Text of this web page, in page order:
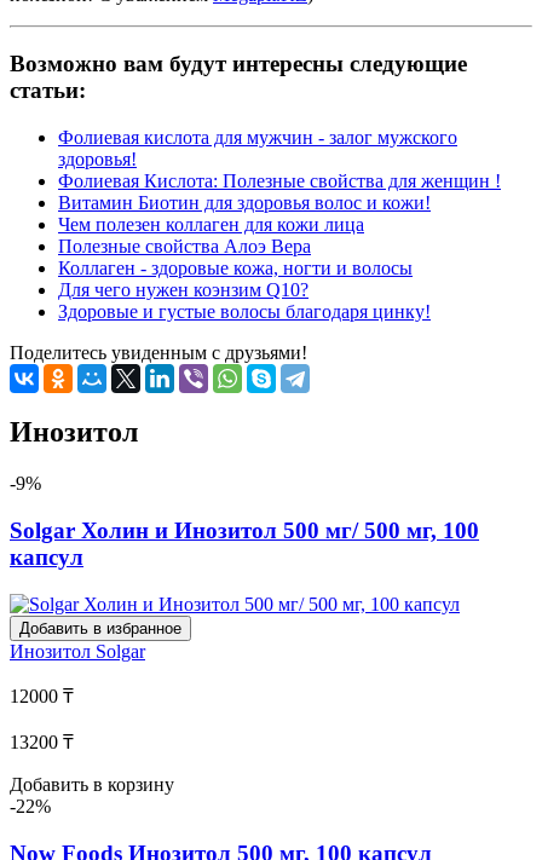
Возможно вам будут интересны следующие
статьи:
Фолиевая кислота для мужчин - залог мужского
здоровья!
Фолиевая Кислота: Полезные свойства для женщин !
Витамин Биотин для здоровья волос и кожи!
Чем полезен коллаген для кожи лица
Полезные свойства Алоэ Вера
Коллаген - здоровые кожа, ногти и волосы
Для чего нужен коэнзим Q10?
Здоровые и густые волосы благодаря цинку!
Поделитесь увиденным с друзьями!
Инозитол
-9%
Solgar Холин и Инозитол 500 мг/ 500 мг, 100
капсул
Добавить в избранное
Инозитол Solgar
12000 ₸
13200 ₸
Добавить в корзину
-22%
Now Foods Инозитол 500 мг, 100 капсул